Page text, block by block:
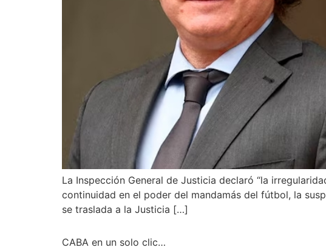
La Inspección General de Justicia declaró “la
continuidad en el poder del mandamás del fútbol, la
se traslada a la Justicia […]
CABA en un solo clic…